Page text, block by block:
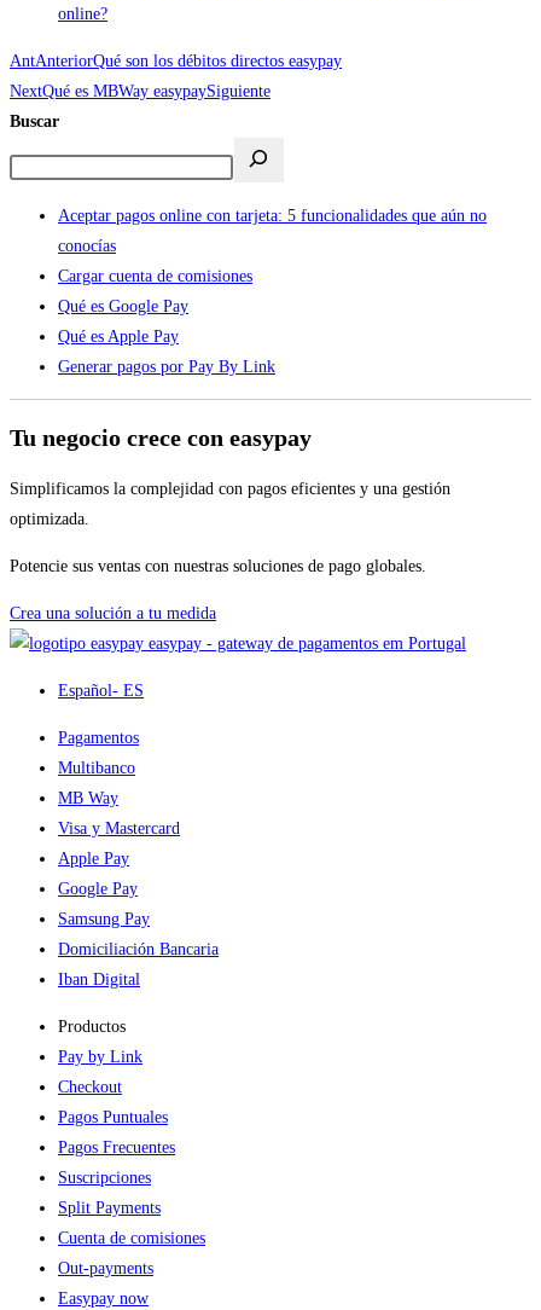
online?
AntAnteriorQué son los débitos directos easypay
NextQué es MBWay easypaySiguiente
Buscar
Aceptar pagos online con tarjeta: 5 funcionalidades que aún no
conocías
Cargar cuenta de comisiones
Qué es Google Pay
Qué es Apple Pay
Generar pagos por Pay By Link
Tu negocio crece con easypay
Simplificamos la complejidad con pagos eficientes y una gestión
optimizada.
Potencie sus ventas con nuestras soluciones de pago globales.
Crea una solución a tu medida
easypay - gateway de pagamentos em Portugal
Español- ES
Pagamentos
Multibanco
MB Way
Visa y Mastercard
Apple Pay
Google Pay
Samsung Pay
Domiciliación Bancaria
Iban Digital
Productos
Pay by Link
Checkout
Pagos Puntuales
Pagos Frecuentes
Suscripciones
Split Payments
Cuenta de comisiones
Out-payments
Easypay now